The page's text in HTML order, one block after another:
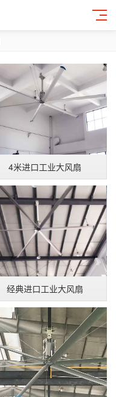
4米进口工业大风扇
经典进口工业大风扇